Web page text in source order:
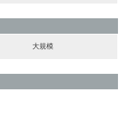
大規模